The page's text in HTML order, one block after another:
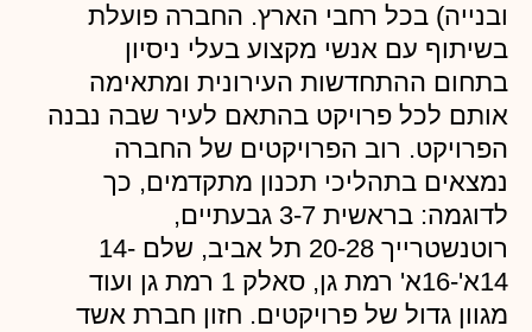
ובנייה) בכל רחבי הארץ. החברה פועלת
בשיתוף עם אנשי מקצוע בעלי ניסיון
בתחום ההתחדשות העירונית ומתאימה
אותם לכל פרויקט בהתאם לעיר שבה נבנה
הפרויקט. רוב הפרויקטים של החברה
נמצאים בתהליכי תכנון מתקדמים, כך
לדוגמה: בראשית 3-7 גבעתיים,
רוטנשטרייך 20-28 תל אביב, שלם 14-
14א'-16א' רמת גן, סאלק 1 רמת גן ועוד
מגוון גדול של פרויקטים. חזון חברת אשד